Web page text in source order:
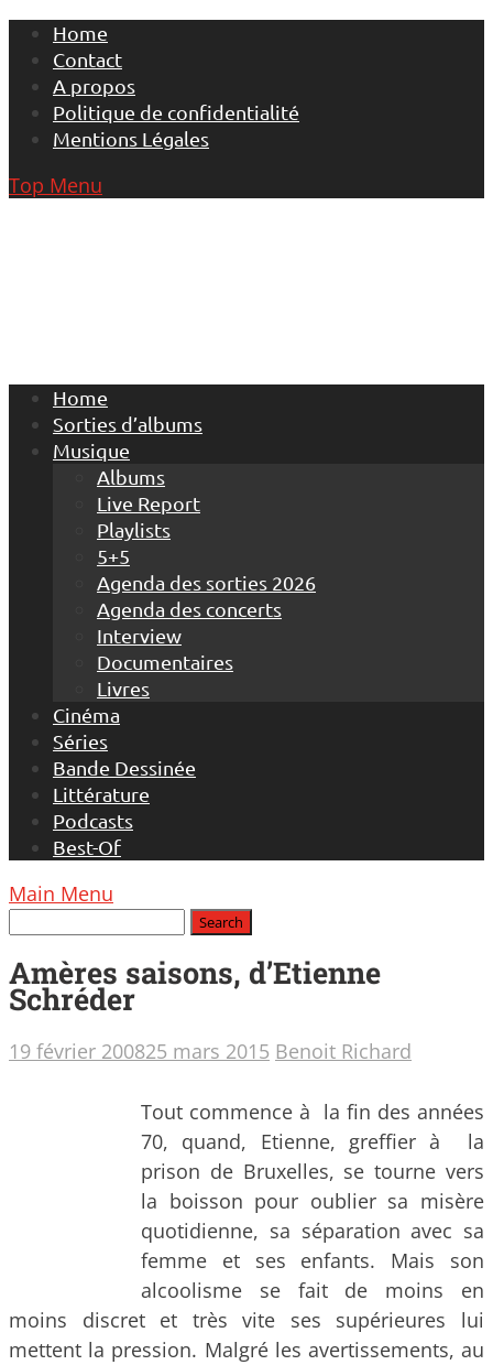
Skip
content
Home
Contact
A propos
Politique de confidentialité
Mentions Légales
Top Menu
Home
Sorties d’albums
Musique
Albums
Live Report
Playlists
5+5
Agenda des sorties 2026
Agenda des concerts
Interview
Documentaires
Livres
Cinéma
Séries
Bande Dessinée
Littérature
Podcasts
Best-Of
Main Menu
Amères saisons, d’Etienne
Schréder
19 février 200825 mars 2015 Benoit Richard
Tout commence à la fin des années
70, quand, Etienne, greffier à la
prison de Bruxelles, se tourne vers
la boisson pour oublier sa misère
quotidienne, sa séparation avec sa
femme et ses enfants. Mais son
alcoolisme se fait de moins en
moins discret et très vite ses supérieures lui
mettent la pression. Malgré les avertissements, au